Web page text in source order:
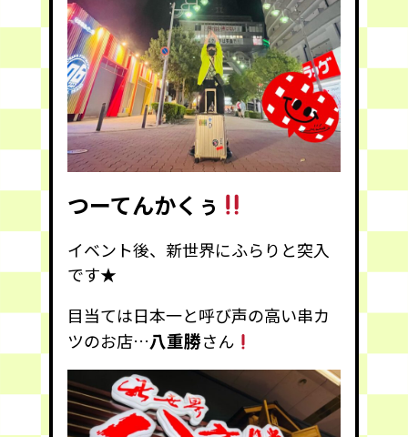
つーてんかくぅ
イベント後、新世界にふらりと突入
です★
目当ては日本一と呼び声の高い串カ
ツのお店…八重勝さん